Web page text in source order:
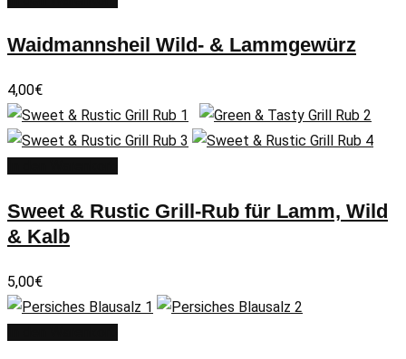
Waidmannsheil Wild- & Lammgewürz
4,00€
Sweet & Rustic Grill-Rub für Lamm, Wild
& Kalb
5,00€